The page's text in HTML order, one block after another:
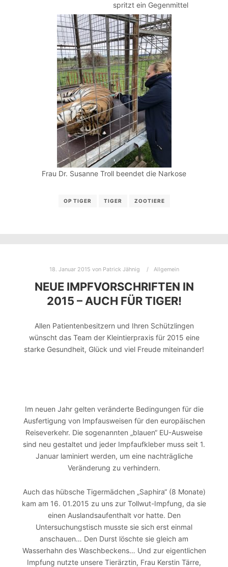
spritzt ein Gegenmittel
Frau Dr. Susanne Troll beendet die Narkose
OP TIGER TIGER ZOOTIERE
18. Januar 2015 von Patrick Jähnig Allgemein
NEUE IMPFVORSCHRIFTEN IN
2015 – AUCH FÜR TIGER!
Allen Patientenbesitzern und Ihren Schützlingen
wünscht das Team der Kleintierpraxis für 2015 eine
starke Gesundheit, Glück und viel Freude miteinander!
Im neuen Jahr gelten veränderte Bedingungen für die
Ausfertigung von Impfausweisen für den europäischen
Reiseverkehr. Die sogenannten „blauen“ EU-Ausweise
sind neu gestaltet und jeder Impfaufkleber muss seit 1.
Januar laminiert werden, um eine nachträgliche
Veränderung zu verhindern.
Auch das hübsche Tigermädchen „Saphira“ (8 Monate)
kam am 16. 01.2015 zu uns zur Tollwut-Impfung, da sie
einen Auslandsaufenthalt vor hatte. Den
Untersuchungstisch musste sie sich erst einmal
anschauen… Den Durst löschte sie gleich am
Wasserhahn des Waschbeckens… Und zur eigentlichen
Impfung nutzte unsere Tierärztin, Frau Kerstin Tärre,